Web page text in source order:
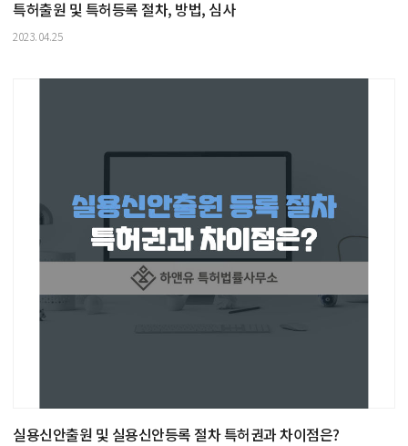
특허출원 및 특허등록 절차, 방법, 심사
2023.04.25
실용신안출원 및 실용신안등록 절차 특허권과 차이점은?